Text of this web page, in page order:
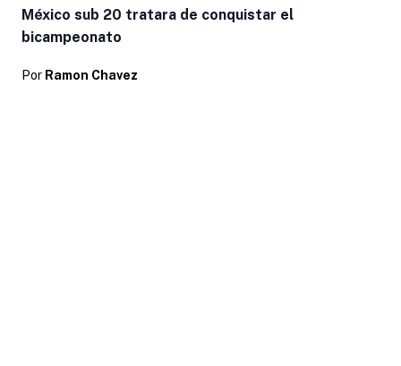
México sub 20 tratara de conquistar el
bicampeonato
Por Ramon Chavez